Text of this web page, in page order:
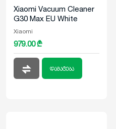
Xiaomi Vacuum Cleaner
G30 Max EU White
Xiaomi
979.00 ₾
დამატება